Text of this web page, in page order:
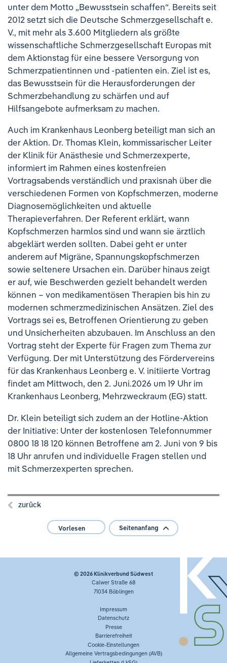
unter dem Motto „Bewusstsein schaffen“. Bereits seit
2012 setzt sich die Deutsche Schmerzgesellschaft e.
V., mit mehr als 3.600 Mitgliedern als größte
wissenschaftliche Schmerzgesellschaft Europas mit
dem Aktionstag für eine bessere Versorgung von
Schmerzpatientinnen und -patienten ein. Ziel ist es,
das Bewusstsein für die Herausforderungen der
Schmerzbehandlung zu schärfen und auf
Hilfsangebote aufmerksam zu machen.
Auch im Krankenhaus Leonberg beteiligt man sich an
der Aktion. Dr. Thomas Klein, kommissarischer Leiter
der Klinik für Anästhesie und Schmerzexperte,
informiert im Rahmen eines kostenfreien
Vortragsabends verständlich und praxisnah über die
verschiedenen Formen von Kopfschmerzen, moderne
Diagnosemöglichkeiten und aktuelle
Therapieverfahren. Der Referent erklärt, wann
Kopfschmerzen harmlos sind und wann sie ärztlich
abgeklärt werden sollten. Dabei geht er unter
anderem auf Migräne, Spannungskopfschmerzen
sowie seltenere Ursachen ein. Darüber hinaus zeigt
er auf, wie Beschwerden gezielt behandelt werden
können – von medikamentösen Therapien bis hin zu
modernen schmerzmedizinischen Ansätzen. Ziel des
Vortrags sei es, Betroffenen Orientierung zu geben
und Unsicherheiten abzubauen. Im Anschluss an den
Vortrag steht der Experte für Fragen zum Thema zur
Verfügung. Der mit Unterstützung des Fördervereins
für das Krankenhaus Leonberg e. V. initiierte Vortrag
findet am Mittwoch, den 2. Juni.2026 um 19 Uhr im
Krankenhaus Leonberg, Mehrzweckraum (EG) statt.
Dr. Klein beteiligt sich zudem an der Hotline-Aktion
der Initiative: Unter der kostenlosen Telefonnummer
0800 18 18 120 können Betroffene am 2. Juni von 9 bis
18 Uhr anrufen und individuelle Fragen stellen und
mit Schmerzexperten sprechen.
zurück
Vorlesen Seitenanfang
© 2026Klinikverbund Südwest
Calwer Straße 68
71034 Böblingen
Impressum
Datenschutz
Presse
Barrierefreiheit
Cookie-Einstellungen
Allgemeine Vertragsbedingungen (AVB)